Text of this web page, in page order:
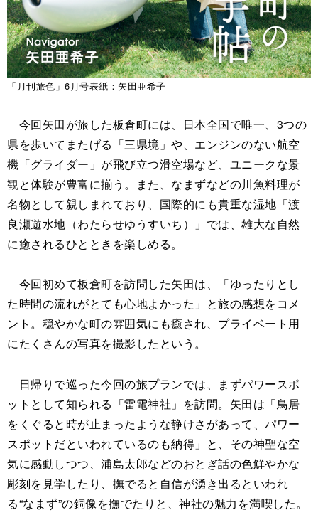
「月刊旅色」6月号表紙：矢田亜希子
今回矢田が旅した板倉町には、日本全国で唯一、3つの
県を歩いてまたげる「三県境」や、エンジンのない航空
機「グライダー」が飛び立つ滑空場など、ユニークな景
観と体験が豊富に揃う。また、なまずなどの川魚料理が
名物として親しまれており、国際的にも貴重な湿地「渡
良瀬遊水地（わたらせゆうすいち）」では、雄大な自然
に癒されるひとときを楽しめる。
今回初めて板倉町を訪問した矢田は、「ゆったりとし
た時間の流れがとても心地よかった」と旅の感想をコメ
ント。穏やかな町の雰囲気にも癒され、プライベート用
にたくさんの写真を撮影したという。
日帰りで巡った今回の旅プランでは、まずパワースポ
ットとして知られる「雷電神社」を訪問。矢田は「鳥居
をくぐると時が止まったような静けさがあって、パワー
スポットだといわれているのも納得」と、その神聖な空
気に感動しつつ、浦島太郎などのおとぎ話の色鮮やかな
彫刻を見学したり、撫でると自信が湧き出るといわれ
る“なまず”の銅像を撫でたりと、神社の魅力を満喫した。